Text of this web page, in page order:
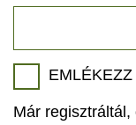
EMLÉKEZZ
Már